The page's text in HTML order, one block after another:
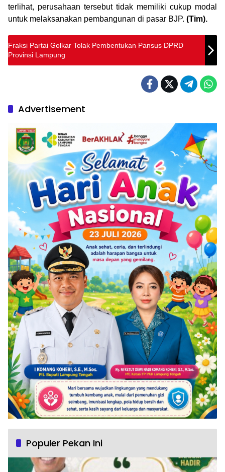
terlihat, perusahaan tersebut tidak memiliki cukup modal
untuk melaksanakan pembangunan di pasar BJP. (Tim).
Fraksi Partai Golkar Tolak Pembentukan Pansus DPRD
Provinsi Lampung
Advertisement
Populer Pekan Ini